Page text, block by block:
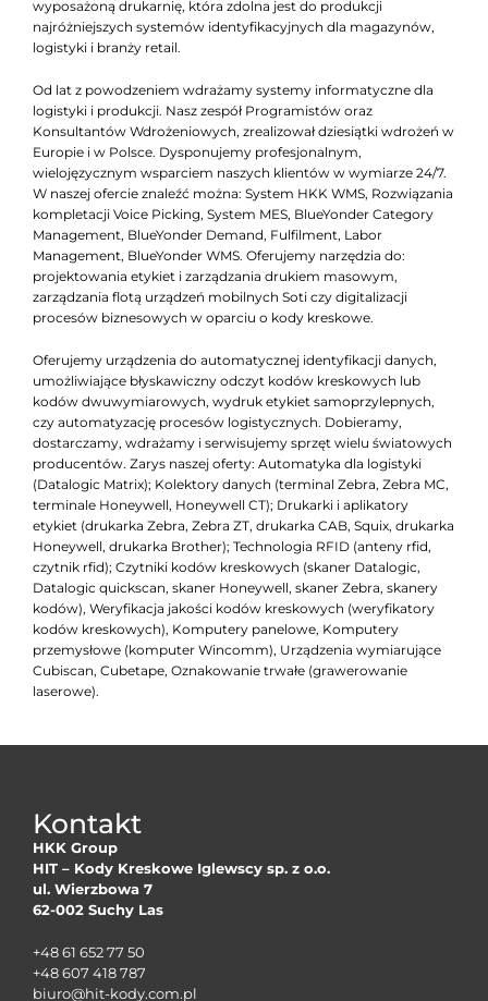
wyposażoną drukarnię, która zdolna jest do produkcji
najróżniejszych systemów identyfikacyjnych dla magazynów,
logistyki i branży retail.
Od lat z powodzeniem wdrażamy systemy informatyczne dla
logistyki i produkcji. Nasz zespół Programistów oraz
Konsultantów Wdrożeniowych, zrealizował dziesiątki wdrożeń w
Europie i w Polsce. Dysponujemy profesjonalnym,
wielojęzycznym wsparciem naszych klientów w wymiarze 24/7.
W naszej ofercie znaleźć można: System HKK WMS, Rozwiązania
kompletacji Voice Picking, System MES, BlueYonder Category
Management, BlueYonder Demand, Fulfilment, Labor
Management, BlueYonder WMS. Oferujemy narzędzia do:
projektowania etykiet i zarządzania drukiem masowym,
zarządzania flotą urządzeń mobilnych Soti czy digitalizacji
procesów biznesowych w oparciu o kody kreskowe.
Oferujemy urządzenia do automatycznej identyfikacji danych,
umożliwiające błyskawiczny odczyt kodów kreskowych lub
kodów dwuwymiarowych, wydruk etykiet samoprzylepnych,
czy automatyzację procesów logistycznych. Dobieramy,
dostarczamy, wdrażamy i serwisujemy sprzęt wielu światowych
producentów. Zarys naszej oferty: Automatyka dla logistyki
(Datalogic Matrix); Kolektory danych (terminal Zebra, Zebra MC,
terminale Honeywell, Honeywell CT); Drukarki i aplikatory
etykiet (drukarka Zebra, Zebra ZT, drukarka CAB, Squix, drukarka
Honeywell, drukarka Brother); Technologia RFID (anteny rfid,
czytnik rfid); Czytniki kodów kreskowych (skaner Datalogic,
Datalogic quickscan, skaner Honeywell, skaner Zebra, skanery
kodów), Weryfikacja jakości kodów kreskowych (weryfikatory
kodów kreskowych), Komputery panelowe, Komputery
przemysłowe (komputer Wincomm), Urządzenia wymiarujące
Cubiscan, Cubetape, Oznakowanie trwałe (grawerowanie
laserowe).
Kontakt
HKK Group
HIT – Kody Kreskowe Iglewscy sp. z o.o.
ul. Wierzbowa 7
62-002 Suchy Las
+48 61 652 77 50
+48 607 418 787
biuro@hit-kody.com.pl